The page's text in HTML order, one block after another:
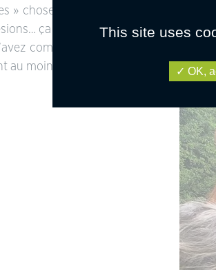
» choses ; le but de notre travail est
ça n’existe pas !
compris, pas de généralité mais
au moins une visite du dentiste tous
This site uses
OK,